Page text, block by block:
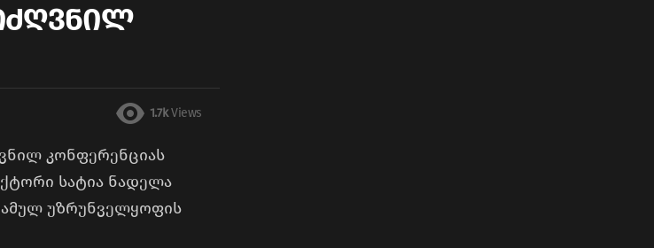
1.7k Views
კონფერენციას
სატია ნადელა
უზრუნველყოფის